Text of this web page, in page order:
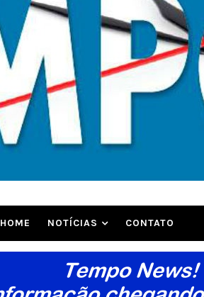
HOME NOTÍCIAS CONTATO